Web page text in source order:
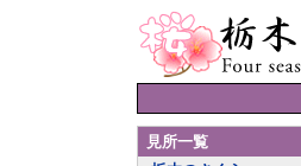
見所一覧